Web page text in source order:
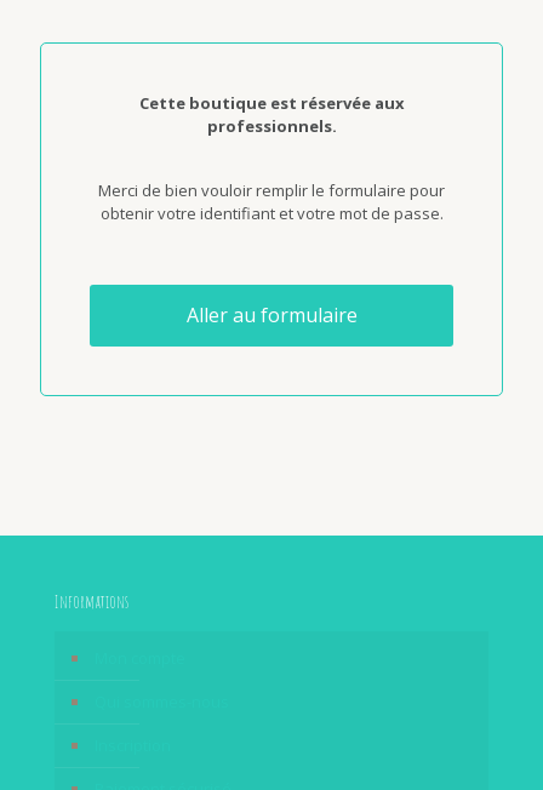
Cette boutique est réservée aux
professionnels.
Merci de bien vouloir remplir le formulaire pour
obtenir votre identifiant et votre mot de passe.
Aller au formulaire
Informations